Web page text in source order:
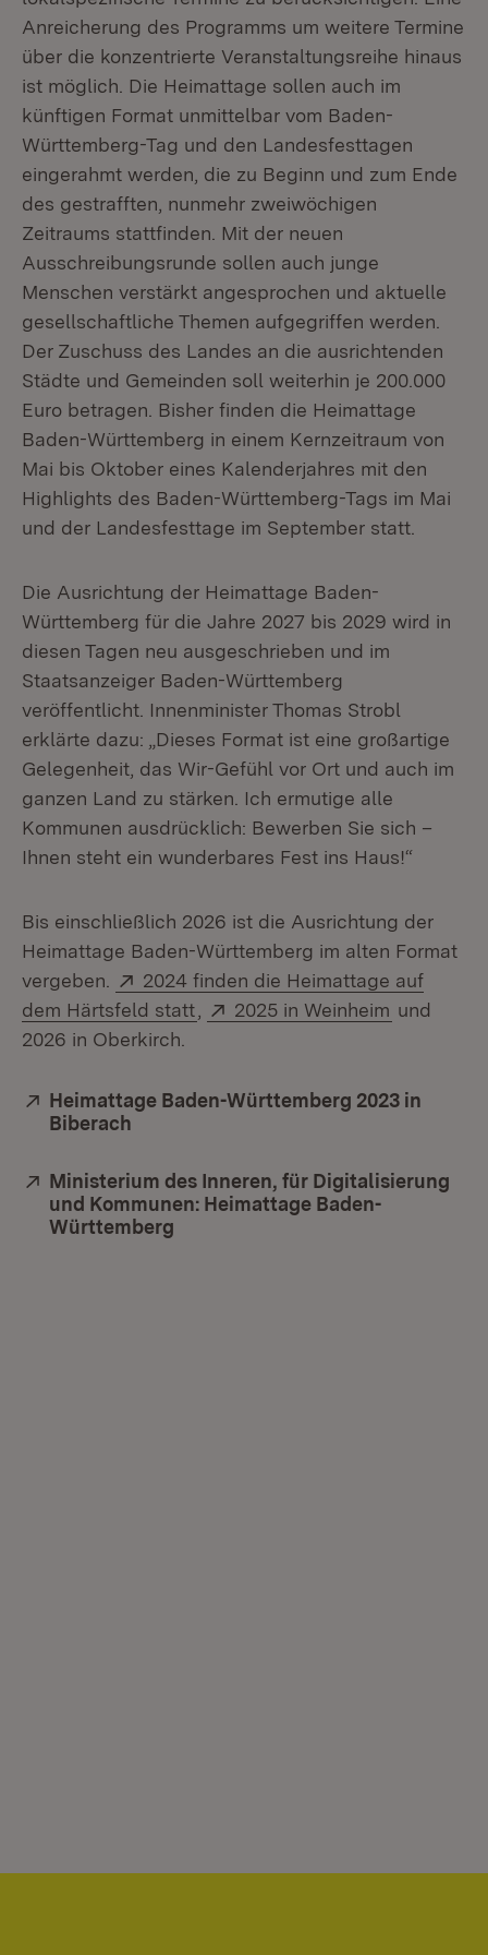
Anreicherung des Programms um weitere Termine
über die konzentrierte Veranstaltungsreihe hinaus
ist möglich. Die Heimattage sollen auch im
künftigen Format unmittelbar vom Baden-
Württemberg-Tag und den Landesfesttagen
eingerahmt werden, die zu Beginn und zum Ende
des gestrafften, nunmehr zweiwöchigen
Zeitraums stattfinden. Mit der neuen
Ausschreibungsrunde sollen auch junge
Menschen verstärkt angesprochen und aktuelle
gesellschaftliche Themen aufgegriffen werden.
Der Zuschuss des Landes an die ausrichtenden
Städte und Gemeinden soll weiterhin je 200.000
Euro betragen. Bisher finden die Heimattage
Baden-Württemberg in einem Kernzeitraum von
Mai bis Oktober eines Kalenderjahres mit den
Highlights des Baden-Württemberg-Tags im Mai
und der Landesfesttage im September statt.
Die Ausrichtung der Heimattage Baden-
Württemberg für die Jahre 2027 bis 2029 wird in
diesen Tagen neu ausgeschrieben und im
Staatsanzeiger Baden-Württemberg
veröffentlicht. Innenminister Thomas Strobl
erklärte dazu: „Dieses Format ist eine großartige
Gelegenheit, das Wir-Gefühl vor Ort und auch im
ganzen Land zu stärken. Ich ermutige alle
Kommunen ausdrücklich: Bewerben Sie sich –
Ihnen steht ein wunderbares Fest ins Haus!“
Bis einschließlich 2026 ist die Ausrichtung der
Heimattage Baden-Württemberg im alten Format
vergeben.
Extern:
2024 finden die Heimattage auf
dem Härtsfeld statt (Öffnet in neuem Fenster)
Extern:
2025 in Weinheim (Öffnet in
und
2026 in Oberkirch.
Extern:
Heimattage Baden-Württemberg 2023 in
Biberach
Extern:
Ministerium des Inneren, für Digitalisierung
und Kommunen: Heimattage Baden-
Württemberg